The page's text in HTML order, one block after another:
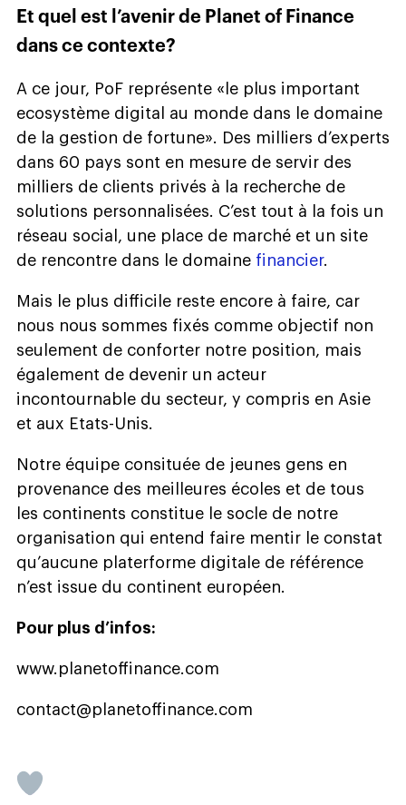
Et quel est l’avenir de Planet of Finance
dans ce contexte?
A ce jour, PoF représente «le plus important
ecosystème digital au monde dans le domaine
de la gestion de fortune». Des milliers d’experts
dans 60 pays sont en mesure de servir des
milliers de clients privés à la recherche de
solutions personnalisées. C’est tout à la fois un
réseau social, une place de marché et un site
de rencontre dans le domaine financier.
Mais le plus difficile reste encore à faire, car
nous nous sommes fixés comme objectif non
seulement de conforter notre position, mais
également de devenir un acteur
incontournable du secteur, y compris en Asie
et aux Etats-Unis.
Notre équipe consituée de jeunes gens en
provenance des meilleures écoles et de tous
les continents constitue le socle de notre
organisation qui entend faire mentir le constat
qu’aucune platerforme digitale de référence
n’est issue du continent européen.
Pour plus d’infos:
www.planetoffinance.com
contact@planetoffinance.com